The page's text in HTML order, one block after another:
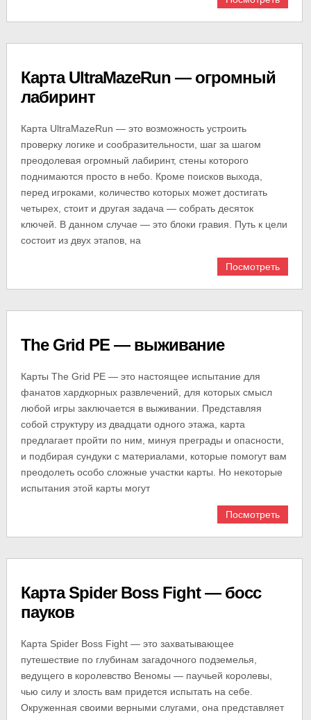
Карта UltraMazeRun — огромный
лабиринт
Карта UltraMazeRun — это возможность устроить
проверку логике и сообразительности, шаг за шагом
преодолевая огромный лабиринт, стены которого
поднимаются просто в небо. Кроме поисков выхода,
перед игроками, количество которых может достигать
четырех, стоит и другая задача — собрать десяток
ключей. В данном случае — это блоки гравия. Путь к цели
состоит из двух этапов, на
Посмотреть
The Grid PE — выживание
Карты The Grid PE — это настоящее испытание для
фанатов хардкорных развлечений, для которых смысл
любой игры заключается в выживании. Представляя
собой структуру из двадцати одного этажа, карта
предлагает пройти по ним, минуя преграды и опасности,
и подбирая сундуки с материалами, которые помогут вам
преодолеть особо сложные участки карты. Но некоторые
испытания этой карты могут
Посмотреть
Карта Spider Boss Fight — босс
пауков
Карта Spider Boss Fight — это захватывающее
путешествие по глубинам загадочного подземелья,
ведущего в королевство Веномы — паучьей королевы,
чью силу и злость вам придется испытать на себе.
Окруженная своими верными слугами, она представляет